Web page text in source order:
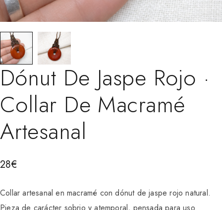
Dónut De Jaspe Rojo ·
Collar De Macramé
Artesanal
28€
Collar artesanal en macramé con dónut de jaspe rojo natural.